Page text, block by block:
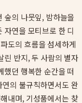
숲의 나뭇잎, 밤하늘을
자연을 모티브로 한 디
도의 흐름을 섬세하게
린 반지, 두 사람의 별자
했던 행복한 순간을 떠
의 불규칙하면서도 완
내며, 기성품에서는 찾